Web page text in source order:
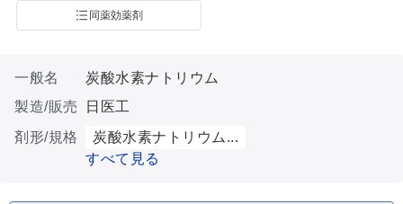
同薬効薬剤
一般名
炭酸水素ナトリウム
製造/販売
日医工
剤形/規格
炭酸水素ナトリウム...
すべて見る